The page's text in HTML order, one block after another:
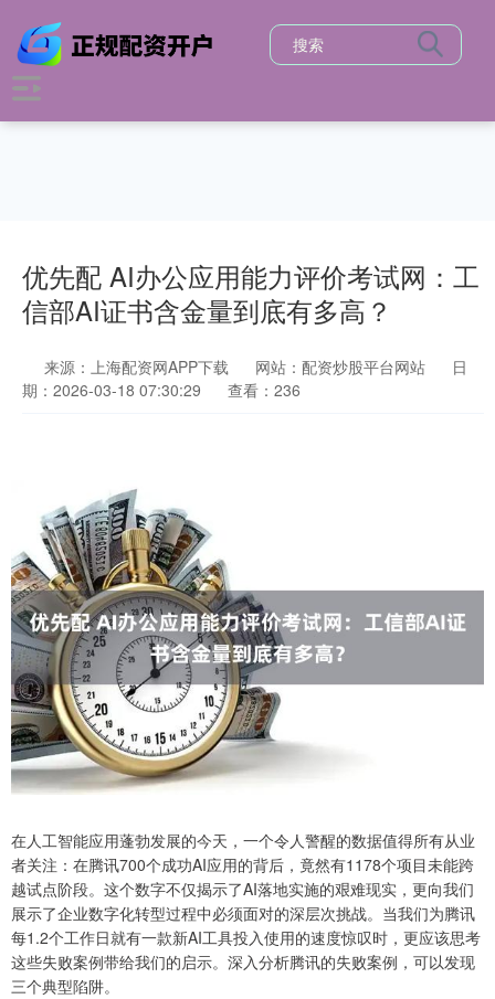
优先配 AI办公应用能力评价考试网：工
信部AI证书含金量到底有多高？
来源：上海配资网APP下载 网站：配资炒股平台网站
日
期：2026-03-18 07:30:29
查看：236
在人工智能应用蓬勃发展的今天，一个令人警醒的数据值得所有从业
者关注：在腾讯700个成功AI应用的背后，竟然有1178个项目未能跨
越试点阶段。这个数字不仅揭示了AI落地实施的艰难现实，更向我们
展示了企业数字化转型过程中必须面对的深层次挑战。当我们为腾讯
每1.2个工作日就有一款新AI工具投入使用的速度惊叹时，更应该思考
这些失败案例带给我们的启示。深入分析腾讯的失败案例，可以发现
三个典型陷阱。